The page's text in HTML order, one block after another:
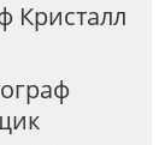
Кристалл